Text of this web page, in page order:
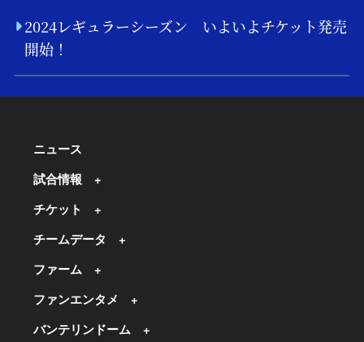
2024レギュラーシーズン いよいよチケット発売
開始！
ニュース
試合情報
チケット
チームデータ
ファーム
ファンエンタメ
バンテリンドーム